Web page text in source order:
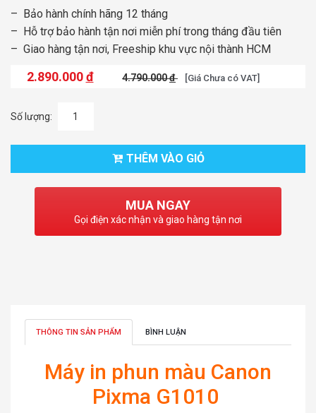
– Bảo hành chính hãng 12 tháng
– Hỗ trợ bảo hành tận nơi miễn phí trong tháng đầu tiên
– Giao hàng tận nơi, Freeship khu vực nội thành HCM
2.890.000đ 4.790.000đ [Giá Chưa có VAT]
Số lượng:
THÊM VÀO GIỎ
MUA NGAY
Gọi điện xác nhận và giao hàng tận nơi
THÔNG TIN SẢN PHẨM BÌNH LUẬN
Máy in phun màu Canon
Pixma G1010